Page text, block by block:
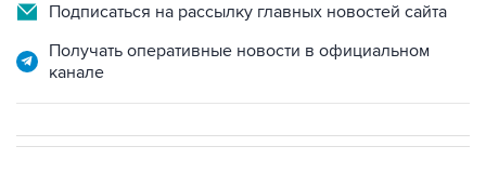
Подписаться на рассылку главных новостей сайта
Получать оперативные новости в официальном
канале